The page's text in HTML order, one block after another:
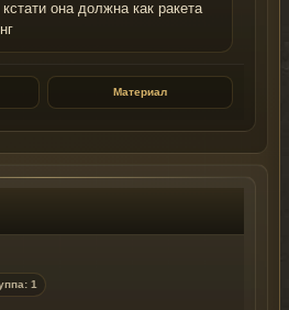
она должна как ракета
Материал
1